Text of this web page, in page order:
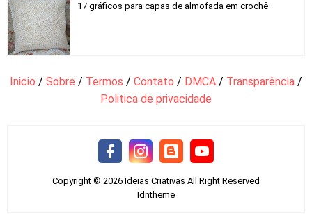
17 gráficos para capas de almofada em crochê
Inicio / Sobre / Termos / Contato / DMCA / Transparência /
Politica de privacidade
Copyright © 2026 Ideias Criativas All Right Reserved
Idntheme